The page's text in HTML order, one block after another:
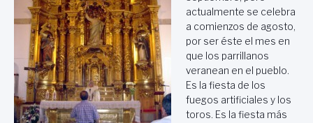
actualmente se celebra
a comienzos de agosto,
por ser éste el mes en
que los parrillanos
veranean en el pueblo.
Es la fiesta de los
fuegos artificiales y los
toros. Es la fiesta más